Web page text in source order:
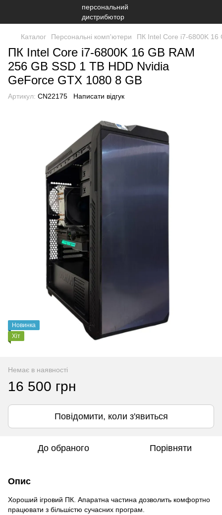
Каталог Персональні комп'ютери ПК Intel Core i7-6800K 16
ПК Intel Core i7-6800K 16 GB RAM
256 GB SSD 1 TB HDD Nvidia
GeForce GTX 1080 8 GB
Артикул: CN22175 Написати відгук
Новинка
Хіт
Немає в наявності
16 500 грн
Повідомити, коли з'явиться
До обраного Порівняти
Опис
Хороший ігровий ПК. Апаратна частина дозволить комфортно
працювати з більшістю сучасних програм.